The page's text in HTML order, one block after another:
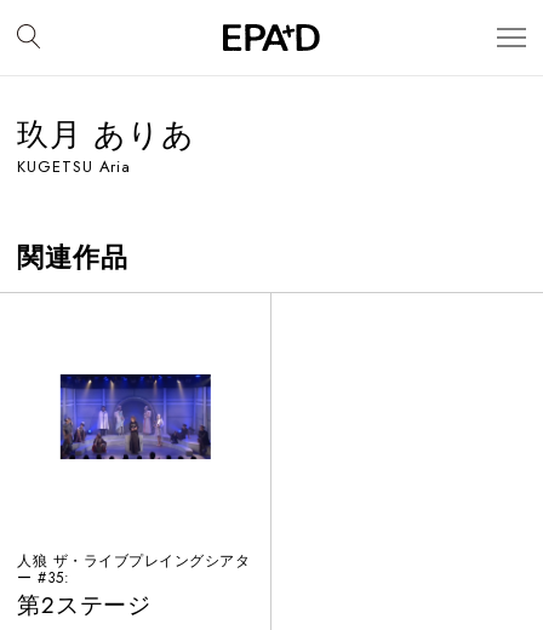
玖月 ありあ
KUGETSU Aria
関連作品
人狼 ザ・ライブプレイングシアタ
ー #35:
第2ステージ